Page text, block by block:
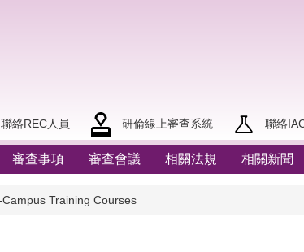
聯絡REC人員 研倫線上審查系統 聯絡
審查事項 審查會議 相關法規 相關新聞
Training Courses